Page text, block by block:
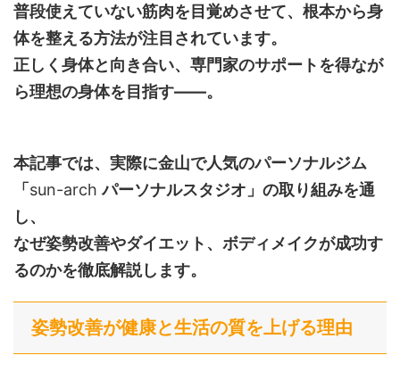
普段使えていない筋肉を目覚めさせて、根本から身
体を整える方法が注目されています。
正しく身体と向き合い、専門家のサポートを得なが
ら理想の身体を目指す――。
本記事では、実際に金山で人気のパーソナルジム
「 sun-archパーソナルスタジオ」の取り組みを通
し、
なぜ姿勢改善やダイエット、ボディメイクが成功す
るのかを徹底解説します。
姿勢改善が健康と生活の質を上げる理由